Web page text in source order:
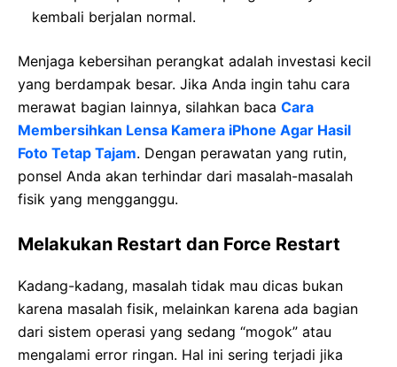
kembali berjalan normal.
Menjaga kebersihan perangkat adalah investasi kecil
yang berdampak besar. Jika Anda ingin tahu cara
merawat bagian lainnya, silahkan baca Cara
Membersihkan Lensa Kamera iPhone Agar Hasil
Foto Tetap Tajam. Dengan perawatan yang rutin,
ponsel Anda akan terhindar dari masalah-masalah
fisik yang mengganggu.
Melakukan Restart dan Force Restart
Kadang-kadang, masalah tidak mau dicas bukan
karena masalah fisik, melainkan karena ada bagian
dari sistem operasi yang sedang “mogok” atau
mengalami error ringan. Hal ini sering terjadi jika